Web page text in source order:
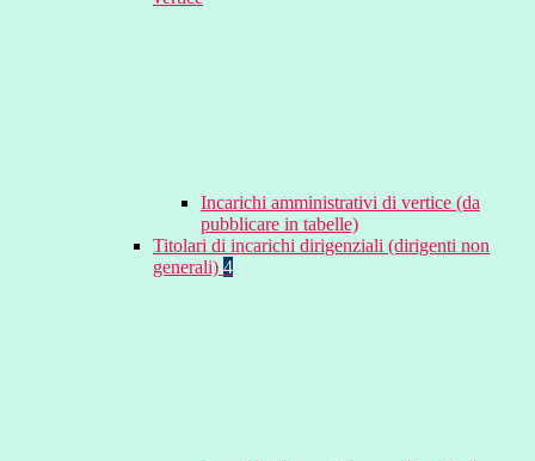
Incarichi amministrativi di vertice (da
pubblicare in tabelle)
Titolari di incarichi dirigenziali (dirigenti non
generali) 4